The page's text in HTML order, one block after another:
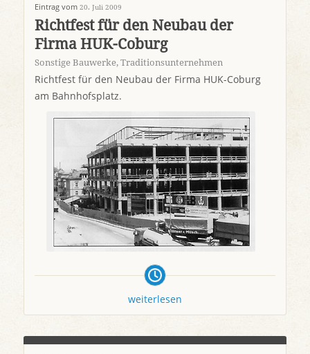
Eintrag vom 20. Juli 2009
Richtfest für den Neubau der
Firma HUK-Coburg
Sonstige Bauwerke, Traditionsunternehmen
Richtfest für den Neubau der Firma HUK-Coburg
am Bahnhofsplatz.
weiterlesen